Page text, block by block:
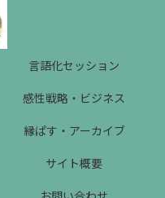
言語化セッション
感性戦略・ビジネス
縁ぱす・アーカイブ
サイト概要